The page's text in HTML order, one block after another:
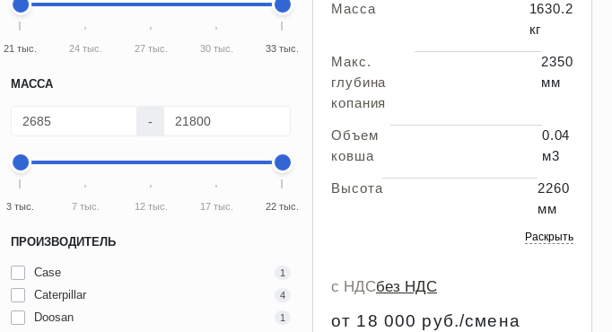
21 тыс. 24 тыс. 27 тыс. 30 тыс. 33 тыс.
МАССА
-
3 тыс. 7 тыс. 12 тыс. 17 тыс. 22 тыс.
ПРОИЗВОДИТЕЛЬ
Case 1
Caterpillar 4
Doosan 1
Масса
1630.2
кг
Макс.
глубина
копания
2350
мм
Объем
ковша
0.04
м3
Высота
2260
мм
Раскрыть
с НДСбез НДС
от 18 000 руб./смена